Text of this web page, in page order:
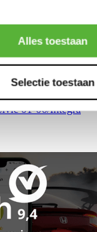
Alles toestaan
Selectie toestaan
01-06/Integra